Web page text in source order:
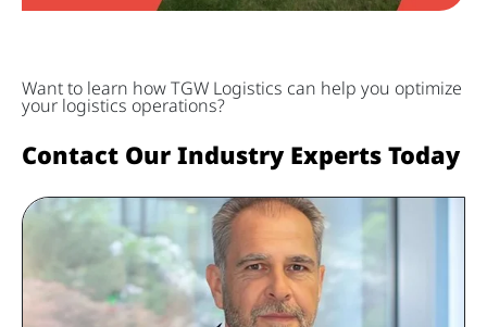
Want to learn how TGW Logistics can help you optimize
your logistics operations?
Contact Our Industry Experts Today